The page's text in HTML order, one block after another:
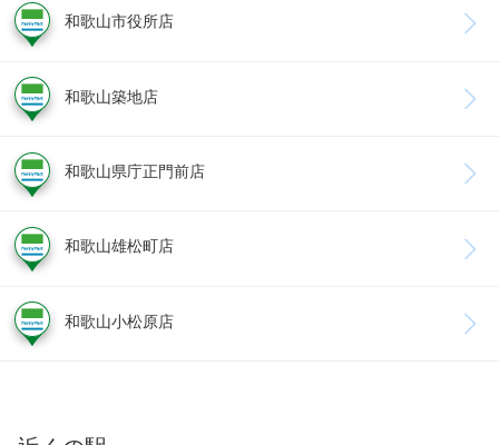
和歌山市役所店
和歌山築地店
和歌山県庁正門前店
和歌山雄松町店
和歌山小松原店